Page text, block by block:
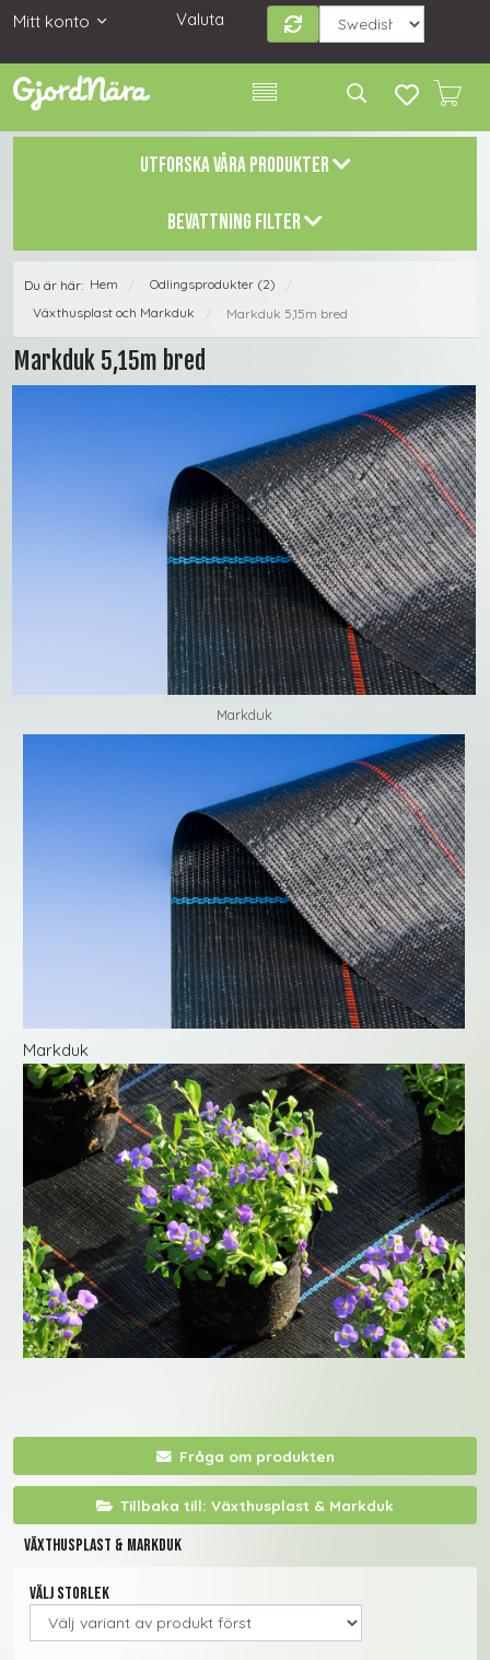
Mitt konto Valuta
UTFORSKA VÅRA PRODUKTER
BEVATTNING FILTER
Du är här: Hem / Odlingsprodukter (2)
/
Växthusplast och Markduk
/ Markduk 5,15m bred
Markduk 5,15m bred
Markduk
Markduk
Fråga om produkten
Tillbaka till: Växthusplast & Markduk
Växthusplast & Markduk
Välj storlek